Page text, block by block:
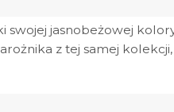
jasnobeżowej
z tej samej